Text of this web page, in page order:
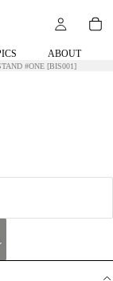
ABOUT
#ONE [BIS001]